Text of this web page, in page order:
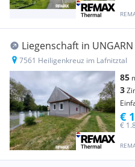
Liegenschaft in
7561 Heiligenkreuz im Lafnitztal
85
3
€
€